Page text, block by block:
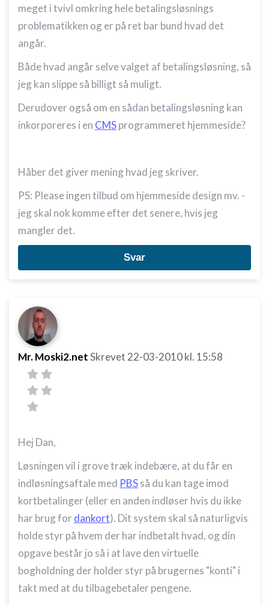
meget i tvivl omkring hele betalingsløsnings
problematikken og er på ret bar bund hvad det
angår.
Både hvad angår selve valget af betalingsløsning, så
jeg kan slippe så billigt så muligt.
Derudover også om en sådan betalingsløsning kan
inkorporeres i en CMSprogrammeret hjemmeside?
Håber det giver mening hvad jeg skriver.
PS: Please ingen tilbud om hjemmeside design mv. -
jeg skal nok komme efter det senere, hvis jeg
mangler det.
Svar
Mr. Moski2.netSkrevet 22-03-2010kl. 15:58
Hej Dan,
Løsningen vil i grove træk indebære, at du får en
indløsningsaftale med PBSså du kan tage imod
kortbetalinger (eller en anden indløser hvis du ikke
har brug for dankort). Dit system skal så naturligvis
holde styr på hvem der har indbetalt hvad, og din
opgave består jo så i at lave den virtuelle
bogholdning der holder styr på brugernes "konti" i
takt med at du tilbagebetaler pengene.